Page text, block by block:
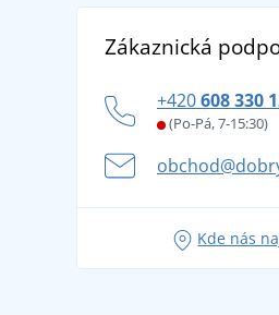
Vrácení zboží a reklamace
Potisk a výšivka
Věrnostní program BONTIS +
DobrýTextil pro firmy a
tradicí od roku 1976
Letní dobrodružství začíná
se na dovolenou bez starostí
Zákaznická
+420608 330
(Po-Pá, 7-15:30)
Kde nás